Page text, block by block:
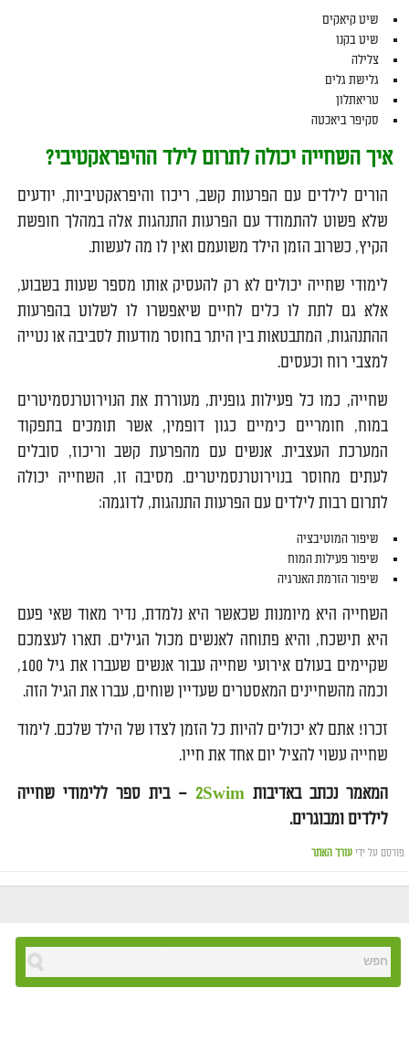
שיט קיאקים
שיט בקנו
צלילה
גלישת גלים
טריאתלון
סקיפר ביאכטה
איך השחייה יכולה לתרום לילד ההיפראקטיבי?
הורים לילדים עם הפרעות קשב, ריכוז והיפראקטיביות, יודעים
שלא פשוט להתמודד עם הפרעות התנהגות אלה במהלך חופשת
הקיץ, כשרוב הזמן הילד משועמם ואין לו מה לעשות.
לימודי שחייה יכולים לא רק להעסיק אותו מספר שעות בשבוע,
אלא גם לתת לו כלים לחיים שיאפשרו לו לשלוט בהפרעות
ההתנהגות, המתבטאות בין היתר בחוסר מודעות לסביבה או נטייה
למצבי רוח וכעסים.
שחייה, כמו כל פעילות גופנית, מעוררת את הנוירוטרנסמיטרים
במוח, חומריים כימיים כגון דופמין, אשר תומכים בתפקוד
המערכת העצבית. אנשים עם מהפרעת קשב וריכוז, סובלים
לעתים מחוסר בנוירוטרנסמיטרים. מסיבה זו, השחייה יכולה
לתרום רבות לילדים עם הפרעות התנהגות, לדוגמה:
שיפור המוטיבציה
שיפור פעילות המוח
שיפור הזרמת האנרגיה
השחייה היא מיומנות שכאשר היא נלמדת, נדיר מאוד שאי פעם
היא תישכח, והיא פתוחה לאנשים מכול הגילים. תארו לעצמכם
שקיימים בעולם אירועי שחייה עבור אנשים שעברו את גיל 100,
וכמה מהשחיינים המאסטרים שעדיין שוחים, עברו את הגיל הזה.
זכרו! אתם לא יכולים להיות כל הזמן לצדו של הילד שלכם. לימוד
שחייה עשוי להציל יום אחד את חייו.
המאמר נכתב באדיבות2Swim – בית ספר ללימודי שחייה
לילדים ומבוגרים.
פורסם על ידי עורך האתר